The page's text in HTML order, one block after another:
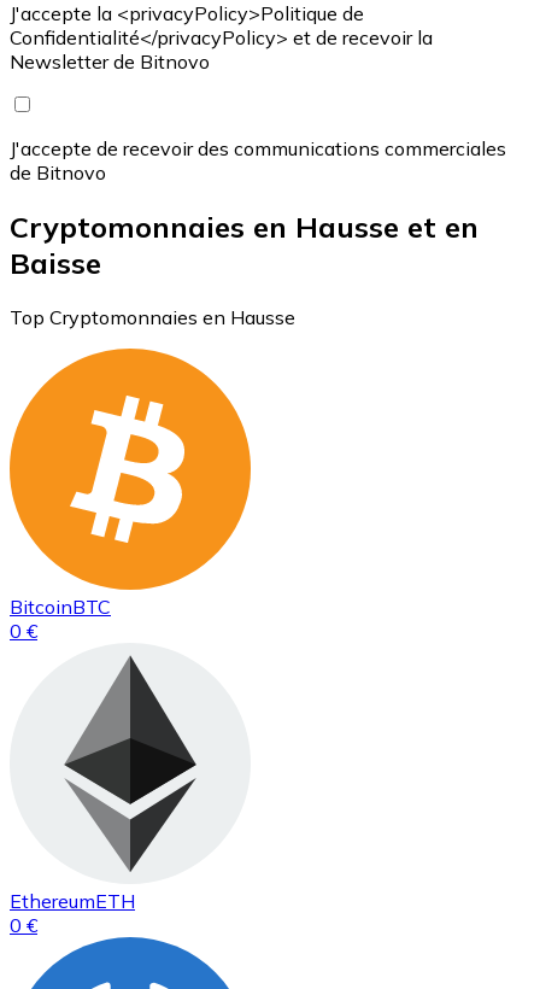
J'accepte la <privacyPolicy>Politique de
Confidentialité</privacyPolicy> et de recevoir la
Newsletter de Bitnovo
J'accepte de recevoir des communications commerciales
de Bitnovo
Cryptomonnaies en Hausse et en
Baisse
Top Cryptomonnaies en Hausse
BitcoinBTC
0 €
EthereumETH
0 €